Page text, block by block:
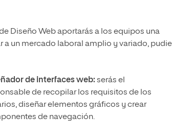
Diseño Web aportarás a los equipos una
un mercado laboral amplio y variado,
de interfaces web: serás el
de recopilar los requisitos de los
diseñar elementos gráficos y crear
de navegación.